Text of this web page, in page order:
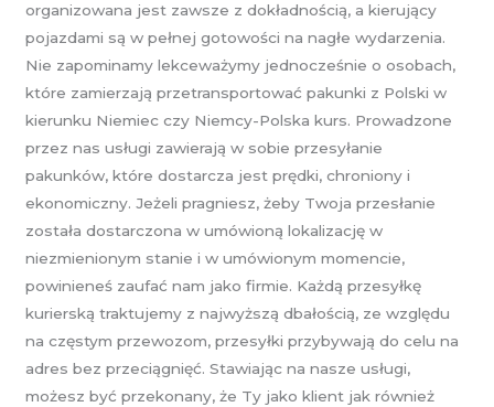
organizowana jest zawsze z dokładnością, a kierujący
pojazdami są w pełnej gotowości na nagłe wydarzenia.
Nie zapominamy lekceważymy jednocześnie o osobach,
które zamierzają przetransportować pakunki z Polski w
kierunku Niemiec czy Niemcy-Polska kurs. Prowadzone
przez nas usługi zawierają w sobie przesyłanie
pakunków, które dostarcza jest prędki, chroniony i
ekonomiczny. Jeżeli pragniesz, żeby Twoja przesłanie
została dostarczona w umówioną lokalizację w
niezmienionym stanie i w umówionym momencie,
powinieneś zaufać nam jako firmie. Każdą przesyłkę
kurierską traktujemy z najwyższą dbałością, ze względu
na częstym przewozom, przesyłki przybywają do celu na
adres bez przeciągnięć. Stawiając na nasze usługi,
możesz być przekonany, że Ty jako klient jak również